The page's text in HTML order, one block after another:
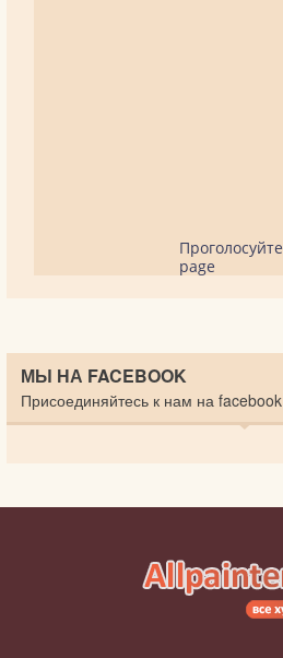
Проголосуйте
page
МЫ НА FACEBOOK
Присоединяйтесь к нам на facebook